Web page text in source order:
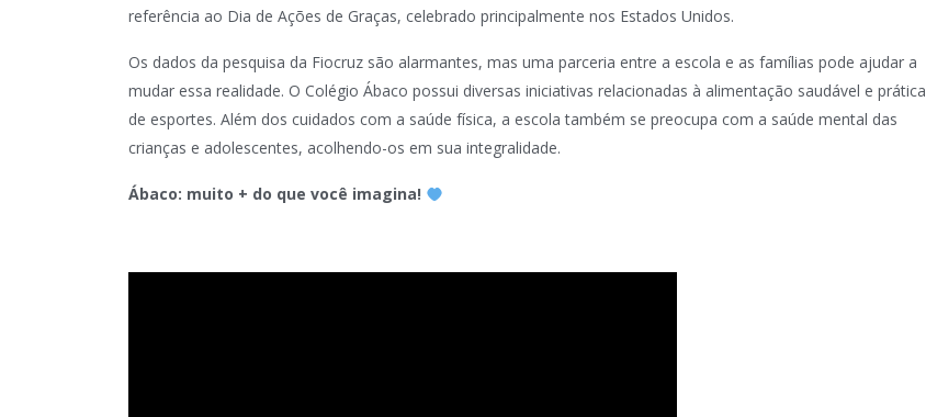
referência ao Dia de Ações de Graças, celebrado principalmente nos Estados Unidos.
Os dados da pesquisa da Fiocruz são alarmantes, mas uma parceria entre a escola e as famílias pode ajudar a
mudar essa realidade. O Colégio Ábaco possui diversas iniciativas relacionadas à alimentação saudável e prática
de esportes. Além dos cuidados com a saúde física, a escola também se preocupa com a saúde mental das
crianças e adolescentes, acolhendo-os em sua integralidade.
Ábaco: muito + do que você imagina!